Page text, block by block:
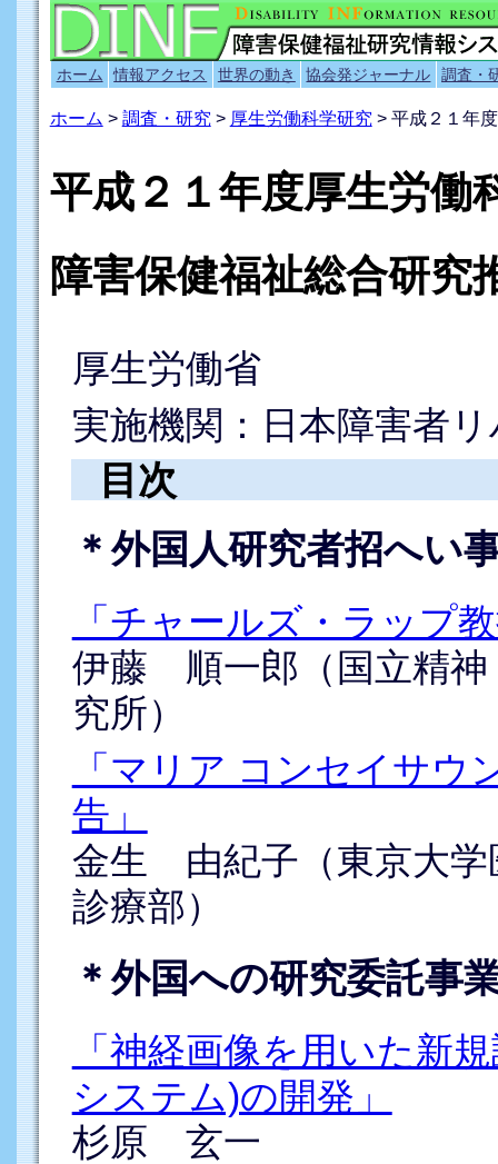
ホーム 情報アクセス 世界の動き 協会発ジャーナル 調査・
ホーム > 調査・研究 > 厚生労働科学研究 > 平成２１年
平成２１年度厚生労働
障害保健福祉総合研究
厚生労働省
実施機関：日本障害者
目次
＊外国人研究者招へい
「チャールズ・ラップ
伊藤 順一郎（国立精神
究所）
「マリア コンセイサウ
告」
金生 由紀子（東京大学
診療部）
＊外国への研究委託事
「神経画像を用いた新
システム)の開発」
杉原 玄一